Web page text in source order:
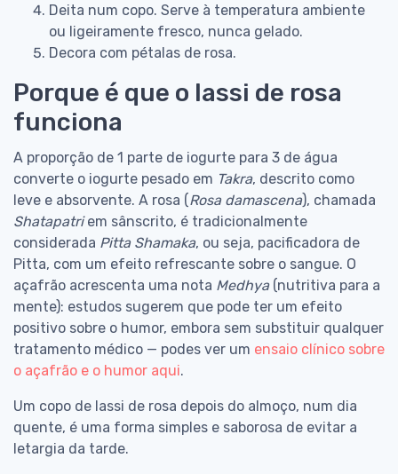
Deita num copo. Serve à temperatura ambiente
ou ligeiramente fresco, nunca gelado.
Decora com pétalas de rosa.
Porque é que o lassi de rosa
funciona
A proporção de 1 parte de iogurte para 3 de água
converte o iogurte pesado em Takra, descrito como
leve e absorvente. A rosa (Rosa damascena), chamada
Shatapatriem sânscrito, é tradicionalmente
considerada Pitta Shamaka, ou seja, pacificadora de
Pitta, com um efeito refrescante sobre o sangue. O
açafrão acrescenta uma nota Medhya(nutritiva para a
mente): estudos sugerem que pode ter um efeito
positivo sobre o humor, embora sem substituir qualquer
tratamento médico — podes ver um ensaio clínico sobre
o açafrão e o humor aqui.
Um copo de lassi de rosa depois do almoço, num dia
quente, é uma forma simples e saborosa de evitar a
letargia da tarde.